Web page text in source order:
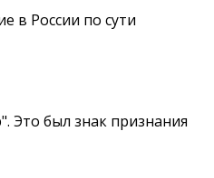
в России по сути
Это был знак признания